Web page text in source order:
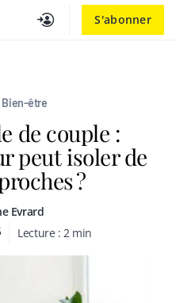
S'abonner
Bien-être
de couple :
peut isoler de
?
Evrard
Lecture : 2 min